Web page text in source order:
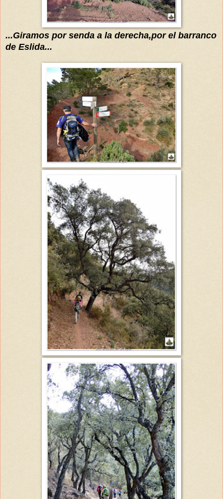
...Giramos por senda a la derecha,por el barranco
de Eslida...